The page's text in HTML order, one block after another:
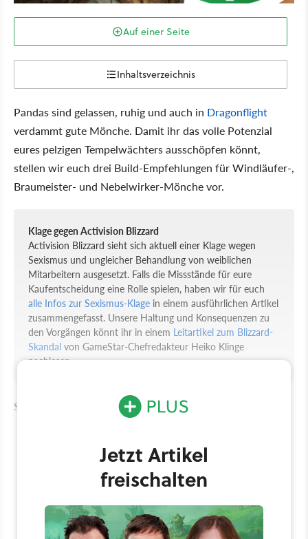
Auf einer Seite
Inhaltsverzeichnis
Pandas sind gelassen, ruhig und auch in Dragonflight
verdammt gute Mönche. Damit ihr das volle Potenzial
eures pelzigen Tempelwächters ausschöpfen könnt,
stellen wir euch drei Build-Empfehlungen für Windläufer-,
Braumeister- und Nebelwirker-Mönche vor.
Klage gegen Activision Blizzard
Activision Blizzard sieht sich aktuell einer Klage wegen
Sexismus und ungleicher Behandlung von weiblichen
Mitarbeitern ausgesetzt. Falls die Missstände für eure
Kaufentscheidung eine Rolle spielen, haben wir für euch
alle Infos zur Sexismus-Klage in einem ausführlichen Artikel
zusammengefasst. Unsere Haltung und Konsequenzen zu
den Vorgängen könnt ihr in einem Leitartikel zum Blizzard-
Skandal von GameStar-Chefredakteur Heiko Klinge
nachlesen.
Schnellnavigation
Jetzt Artikel
freischalten